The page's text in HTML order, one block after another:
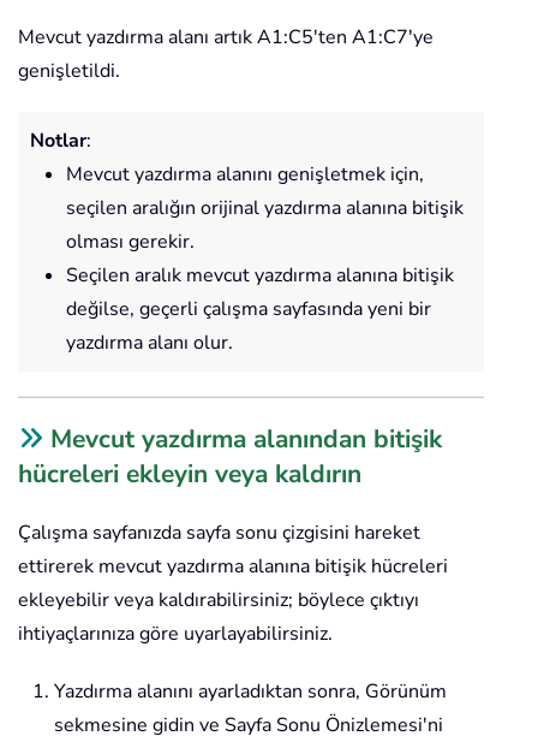
Mevcut yazdırma alanı artık A1:C5'ten A1:C7'ye
genişletildi.
Notlar:
Mevcut yazdırma alanını genişletmek için,
seçilen aralığın orijinal yazdırma alanına bitişik
olması gerekir.
Seçilen aralık mevcut yazdırma alanına bitişik
değilse, geçerli çalışma sayfasında yeni bir
yazdırma alanı olur.
Mevcut yazdırma alanından bitişik
hücreleri ekleyin veya kaldırın
Çalışma sayfanızda sayfa sonu çizgisini hareket
ettirerek mevcut yazdırma alanına bitişik hücreleri
ekleyebilir veya kaldırabilirsiniz; böylece çıktıyı
ihtiyaçlarınıza göre uyarlayabilirsiniz.
Yazdırma alanını ayarladıktan sonra, Görünüm
sekmesine gidin ve Sayfa Sonu Önizlemesi'ni